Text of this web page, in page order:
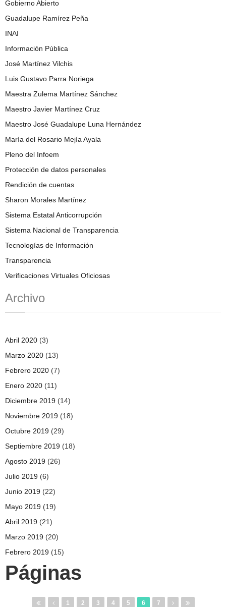
Gobierno Abierto
Guadalupe Ramírez Peña
INAI
Información Pública
José Martínez Vilchis
Luis Gustavo Parra Noriega
Maestra Zulema Martínez Sánchez
Maestro Javier Martínez Cruz
Maestro José Guadalupe Luna Hernández
María del Rosario Mejía Ayala
Pleno del Infoem
Protección de datos personales
Rendición de cuentas
Sharon Morales Martínez
Sistema Estatal Anticorrupción
Sistema Nacional de Transparencia
Tecnologías de Información
Transparencia
Verificaciones Virtuales Oficiosas
Archivo
Abril 2020 (3)
Marzo 2020 (13)
Febrero 2020 (7)
Enero 2020 (11)
Diciembre 2019 (14)
Noviembre 2019 (18)
Octubre 2019 (29)
Septiembre 2019 (18)
Agosto 2019 (26)
Julio 2019 (6)
Junio 2019 (22)
Mayo 2019 (19)
Abril 2019 (21)
Marzo 2019 (20)
Febrero 2019 (15)
Páginas
1 2 3 4 5 6 7